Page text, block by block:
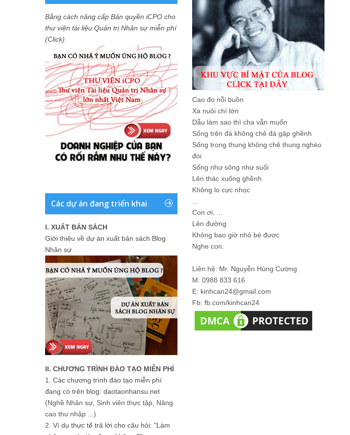
Bằng cách nâng cấp Bản quyền iCPO cho
thư viện tài liệu Quản trị Nhân sự miễn phí
(Click)
Các dự án đang triển khai
I. XUẤT BẢN SÁCH
Giới thiệu về dự án xuất bản sách Blog
Nhân sự
II. CHƯƠNG TRÌNH ĐÀO TẠO MIỄN PHÍ
1. Các chương trình đào tạo miễn phí
đang có trên blog: daotaonhansu.net
(Nghề Nhân sự, Sinh viên thực tập, Nâng
cao thu nhập ...)
2. Ví dụ thực tế trả lời cho câu hỏi: "Làm
Cao đo nỗi buồn
Xa nuôi chí lớn
Dẫu làm sao thì cha vẫn muốn
Sống trên đá không chê đá gập ghềnh
Sống trong thung không chê thung nghèo
đói
Sống như sông như suối
Lên thác xuống ghềnh
Không lo cực nhọc
Con ơi, ...
Lên đường
Không bao giờ nhỏ bé được
Nghe con.
Liên hệ: Mr. Nguyễn Hùng Cường
M: 0988 833 616
E: kinhcan24@gmail.com
Fb: fb.com/kinhcan24